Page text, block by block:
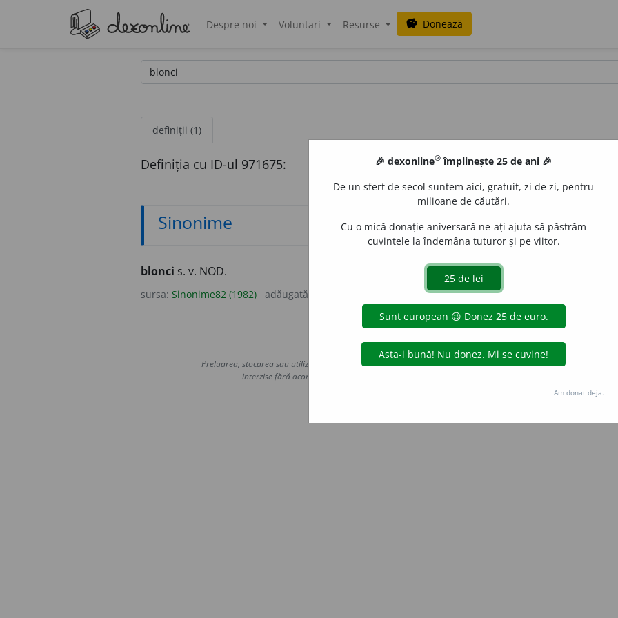
Despre noi Voluntari Resurse savings Donează
definiții (1)
Definiția cu ID-ul 971675:
Sinonime
blonci s. v. NOD.
sursa: Sinonime82 (1982) adăugată de acțiuni
Copyright © 2004-2026 dexonline (https://dexonline.ro)
Preluarea, stocarea sau utilizarea datelor de pe acest site, inclusiv prin orice metode de extragere automată
interzise fără acordul nostru prealabil scris, cu excepția seturilor de date oferite oficial spre utilizare
Hosterion
🎉 dexonline® împlinește 25 de ani 🎉
De un sfert de secol suntem aici, gratuit, zi de zi, pentru
milioane de căutări.
Cu o mică donație aniversară ne-ați ajuta să păstrăm
cuvintele la îndemâna tuturor și pe viitor.
Am donat deja.